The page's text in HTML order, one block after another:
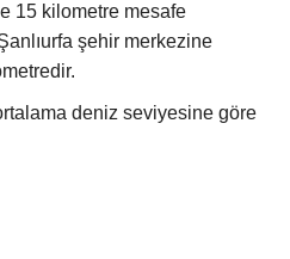
15 kilometre mesafe
şehir merkezine
deniz seviyesine göre